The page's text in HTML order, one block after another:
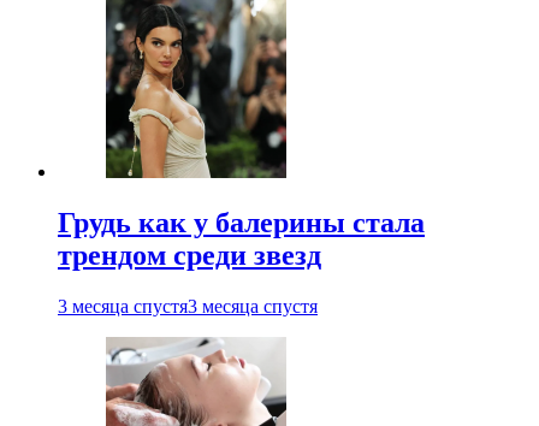
Грудь как у балерины стала
трендом среди звезд
3 месяца спустя3 месяца спустя